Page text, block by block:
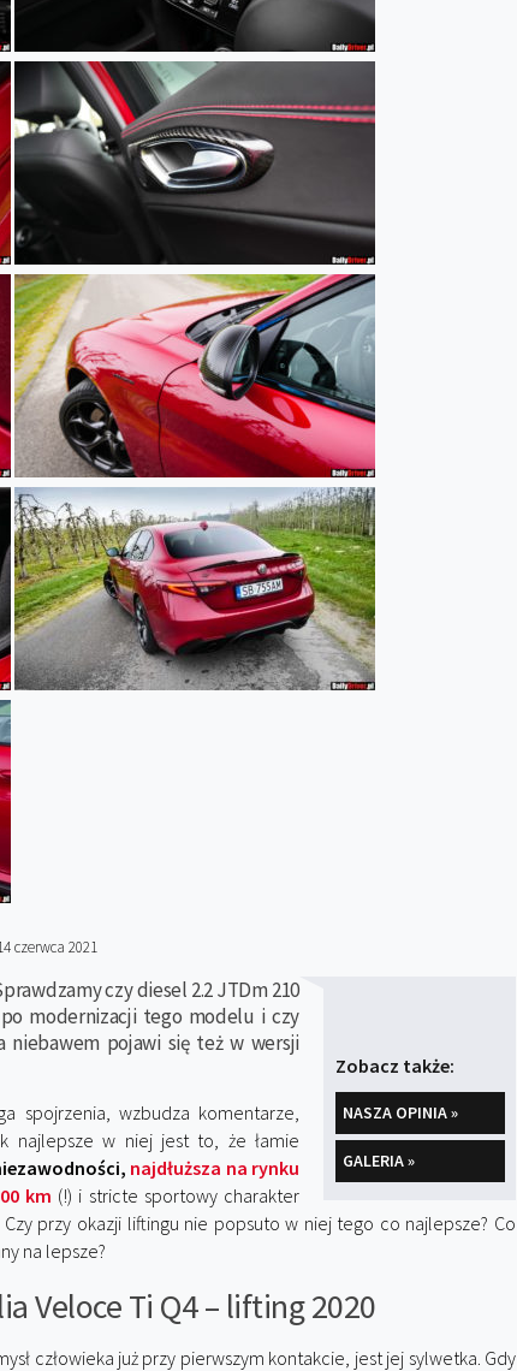
czerwca 2021
Zobacz także:
NASZA OPINIA »
GALERIA »
czy diesel 2.2 JTDm 210
modernizacji tego modelu i czy
niebawem pojawi się też w wersji
spojrzenia, wzbudza komentarze,
najlepsze w niej jest to, że łamie
najdłuższa na rynku
km (!) i stricte sportowy charakter
przy okazji liftingu nie popsuto w niej tego co najlepsze? Co
na lepsze?
Veloce Ti Q4 – lifting 2020
człowieka już przy pierwszym kontakcie, jest jej sylwetka. Gdy